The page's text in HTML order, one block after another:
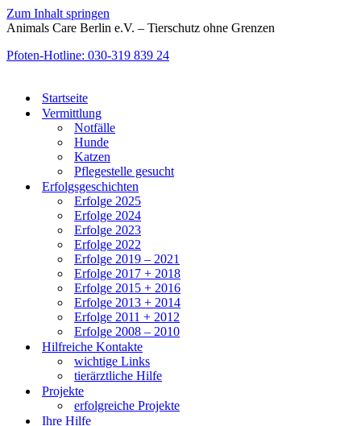
Zum Inhalt springen
Animals Care Berlin e.V. – Tierschutz ohne Grenzen
Pfoten-Hotline: 030-319 839 24
Startseite
Vermittlung
Notfälle
Hunde
Katzen
Pflegestelle gesucht
Erfolgsgeschichten
Erfolge 2025
Erfolge 2024
Erfolge 2023
Erfolge 2022
Erfolge 2019 – 2021
Erfolge 2017 + 2018
Erfolge 2015 + 2016
Erfolge 2013 + 2014
Erfolge 2011 + 2012
Erfolge 2008 – 2010
Hilfreiche Kontakte
wichtige Links
tierärztliche Hilfe
Projekte
erfolgreiche Projekte
Ihre Hilfe